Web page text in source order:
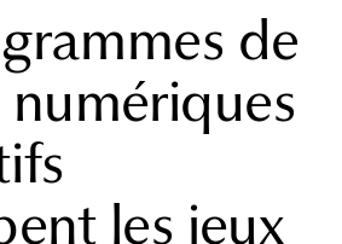
de
les jeux